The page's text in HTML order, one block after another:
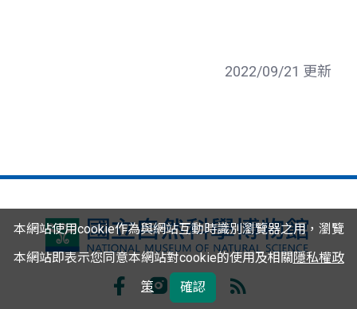
2022/09/21 更新
國
立
本網站使用cookie作為與網站互動時識別瀏覽器之用，瀏覽
本網站即表示您同意本網站對cookie的使用及相關隱私權政
策
確認